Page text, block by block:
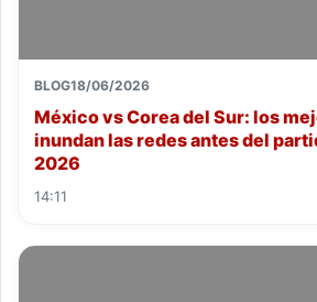
BLOG18/06/2026
México vs Corea del Sur: los
inundan las redes antes del
2026
14:11